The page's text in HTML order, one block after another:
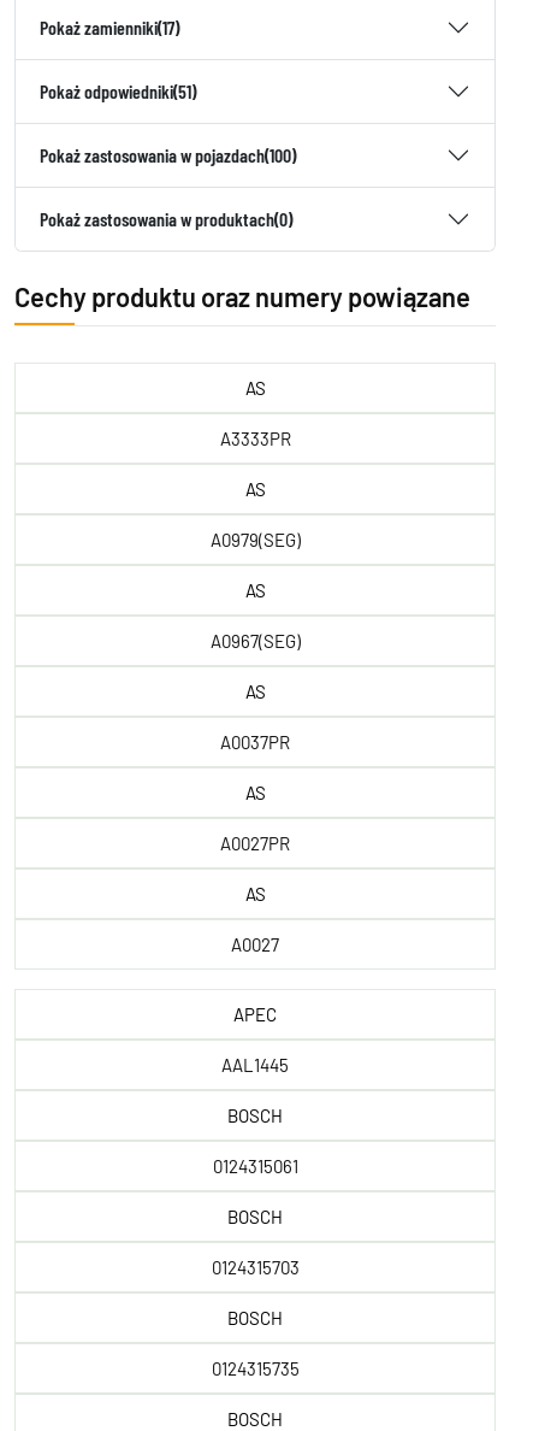
Pokaż zamienniki(17)
Pokaż odpowiedniki(51)
Pokaż zastosowania w pojazdach(100)
Pokaż zastosowania w produktach(0)
Cechy produktu oraz numery powiązane
AS
A3333PR
AS
A0979(SEG)
AS
A0967(SEG)
AS
A0037PR
AS
A0027PR
AS
A0027
APEC
AAL1445
BOSCH
0124315061
BOSCH
0124315703
BOSCH
0124315735
BOSCH